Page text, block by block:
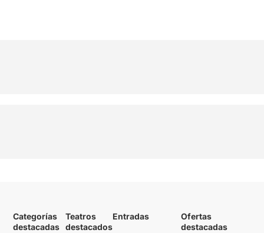
Categorías
destacadas
Teatros
destacados
Entradas
Ofertas
destacadas